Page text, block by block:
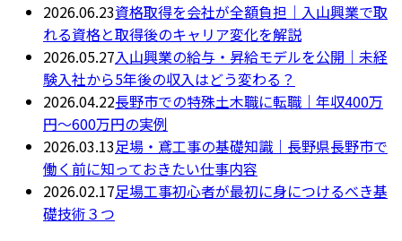
2026.06.23資格取得を会社が全額負担｜入山興業で取
れる資格と取得後のキャリア変化を解説
2026.05.27入山興業の給与・昇給モデルを公開｜未経
験入社から5年後の収入はどう変わる？
2026.04.22長野市での特殊土木職に転職｜年収400万
円～600万円の実例
2026.03.13足場・鳶工事の基礎知識｜長野県長野市で
働く前に知っておきたい仕事内容
2026.02.17足場工事初心者が最初に身につけるべき基
礎技術３つ